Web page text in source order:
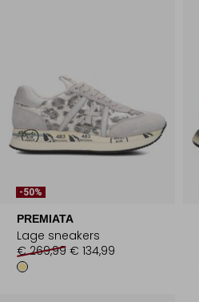
-50%
PREMIATA
Lage sneakers
€ 269,99 € 134,99